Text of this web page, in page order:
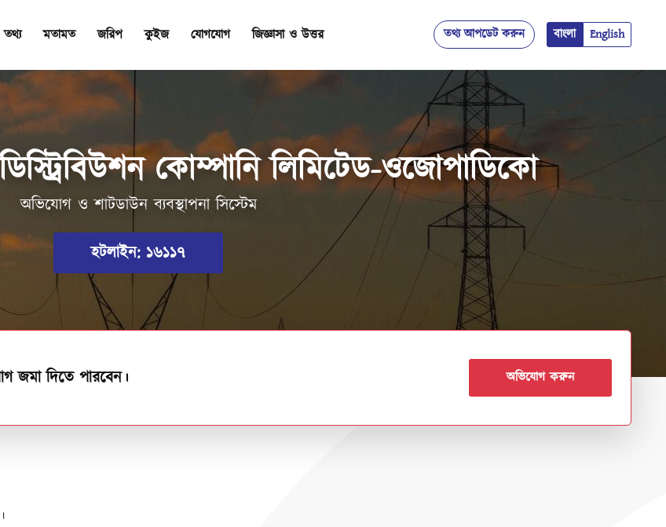
তথ্য মতামত জরিপ কুইজ যোগযোগ জিজ্ঞাসা ও উত্তর তথ্য আপডেট করুন বাংলা English
কোম্পানি লিমিটেড-ওজোপাডিকো
অভিযোগ ও শাটডাউন ব্যবস্থাপনা সিস্টেম
হটলাইন: ১৬১১৭
জমা দিতে পারবেন। অভিযোগ করুন